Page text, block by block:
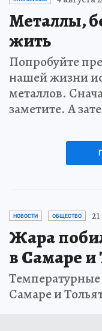
Металлы,
жить
Попробуйте
нашей жизни
металлов.
заметите. А
НОВОСТИ ОБЩЕСТВО
Жара
в Самаре и
Самаре и